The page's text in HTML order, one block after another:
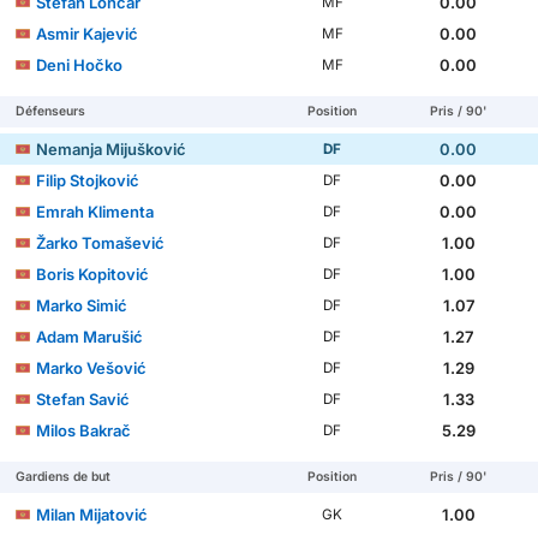
Asmir Kajević
MF
0.00
Deni Hočko
MF 0.00
Défenseurs Position Pris / 90'
Nemanja Mijušković DF
0.00
Filip Stojković
DF
0.00
Emrah Klimenta
DF
0.00
Žarko Tomašević
DF
1.00
Boris Kopitović
DF
1.00
Marko Simić
DF
1.07
Adam Marušić
DF
1.27
Marko Vešović
DF
1.29
Stefan Savić
DF
1.33
Milos Bakrač
DF 5.29
Gardiens de but Position Pris / 90'
Milan Mijatović GK
1.00